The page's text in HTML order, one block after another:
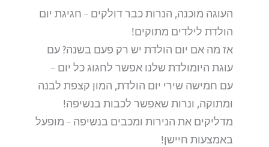
העוגה מוכנה, הנרות כבר דולקים – חגיגת יום
הולדת לילדים מתוקים!
אז מה אם יום הולדת יש רק פעם בשנה? עם
עוגת היומולדת שלנו אפשר לחגוג כל יום –
עם חמישה שירי יום הולדת, המון קצפת לבנה
ומתוקה, ונרות שאפשר לכבות בנשיפה!
מדליקים את הנירות ומכבים בנשיפה – מופעל
באמצעות חיישן!